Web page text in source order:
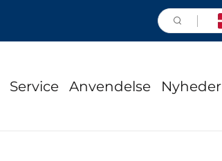
Service Anvendelse Nyheder